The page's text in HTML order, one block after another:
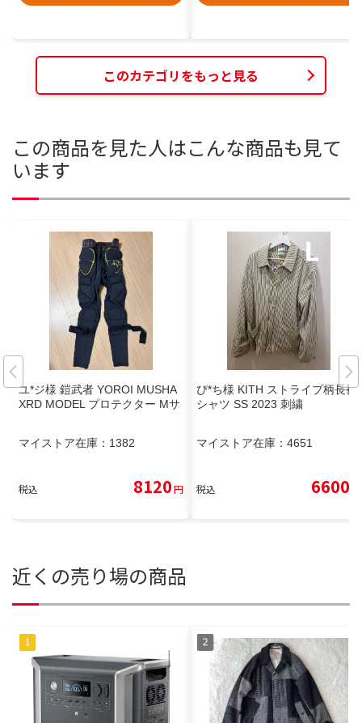
このカテゴリをもっと見る
この商品を見た人はこんな商品も見て
います
ユ*ジ様 鎧武者 YOROI MUSHA
XRD MODEL プロテクター Mサ
マイストア在庫： 1382
税込 8120円
ぴ*ち様 KITH ストライプ柄長袖
シャツ SS 2023 刺繍
マイストア在庫： 4651
税込 6600
近くの売り場の商品